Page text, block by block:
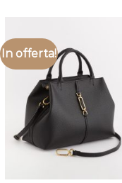
In offerta!